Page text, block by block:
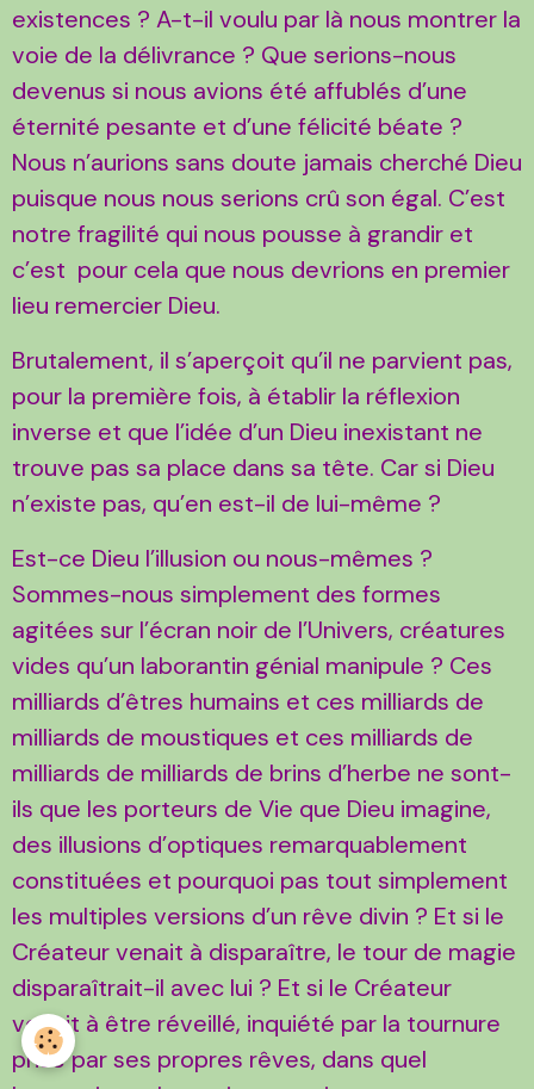
existences ? A-t-il voulu par là nous montrer la
voie de la délivrance ? Que serions-nous
devenus si nous avions été affublés d’une
éternité pesante et d’une félicité béate ?
Nous n’aurions sans doute jamais cherché Dieu
puisque nous nous serions crû son égal. C’est
notre fragilité qui nous pousse à grandir et
c’est pour cela que nous devrions en premier
lieu remercier Dieu.
Brutalement, il s’aperçoit qu’il ne parvient pas,
pour la première fois, à établir la réflexion
inverse et que l’idée d’un Dieu inexistant ne
trouve pas sa place dans sa tête. Car si Dieu
n’existe pas, qu’en est-il de lui-même ?
Est-ce Dieu l’illusion ou nous-mêmes ?
Sommes-nous simplement des formes
agitées sur l’écran noir de l’Univers, créatures
vides qu’un laborantin génial manipule ? Ces
milliards d’êtres humains et ces milliards de
milliards de moustiques et ces milliards de
milliards de milliards de brins d’herbe ne sont-
ils que les porteurs de Vie que Dieu imagine,
des illusions d’optiques remarquablement
constituées et pourquoi pas tout simplement
les multiples versions d’un rêve divin ? Et si le
Créateur venait à disparaître, le tour de magie
disparaîtrait-il avec lui ? Et si le Créateur
venait à être réveillé, inquiété par la tournure
prise par ses propres rêves, dans quel